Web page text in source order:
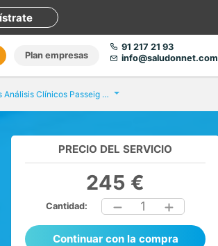
Plan empresas
91 217 21 93
info@saludonnet.com
Eurofins Análisis Clínicos Passeig de Gràcia
PRECIO DEL SERVICIO
245 €
Cantidad: 1
Continuar con la compra